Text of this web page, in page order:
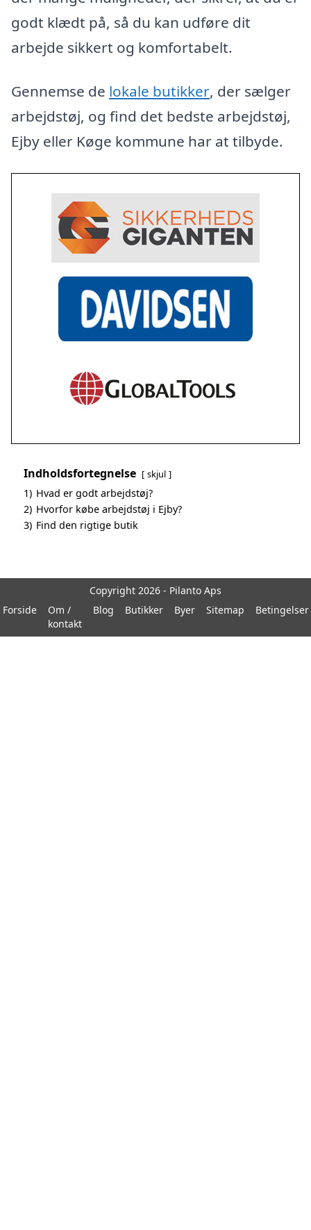
godt klædt på, så du kan udføre dit
arbejde sikkert og komfortabelt.
Gennemse de lokale butikker, der sælger
arbejdstøj, og find det bedste arbejdstøj,
Ejby eller Køge kommune har at tilbyde.
Indholdsfortegnelse skjul
1) Hvad er godt arbejdstøj?
2) Hvorfor købe arbejdstøj i Ejby?
3) Find den rigtige butik
Copyright 2026 - Pilanto Aps
Forside
Om /
kontakt
Blog Butikker Byer Sitemap Betingelser